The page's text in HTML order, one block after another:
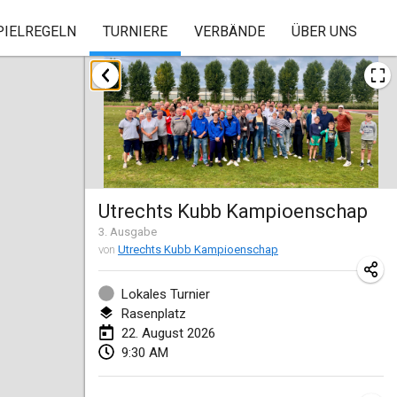
TURNIERE VERBÄNDE ÜBER UNS
Utrechts Kubb Kampioenschap
3 . Ausgabe
von Utrechts Kubb Kampioenschap
Lokales Turnier
Rasenplatz
22. August 2026
9:30 AM
August 2026
Beloit Kubb Open
8. Aug. 2026|Vereinigte Staaten
Mighty Kubber
8. Aug. 2026|Schweiz
15. Aug. 2026|Deutschland
Kubbtornooi De Rode Lantaarn
15. Aug. 2026
Pennsylvania Kubb Championship